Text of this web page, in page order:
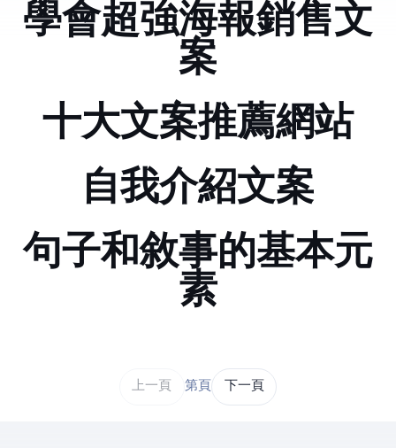
學會超強海報銷售文
案
十大文案推薦網站
自我介紹文案
句子和敘事的基本元
素
上一頁 第 1 / 43 頁 下一頁